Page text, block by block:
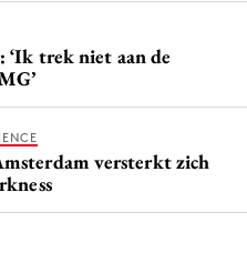
‘Ik trek niet aan de
versterkt zich